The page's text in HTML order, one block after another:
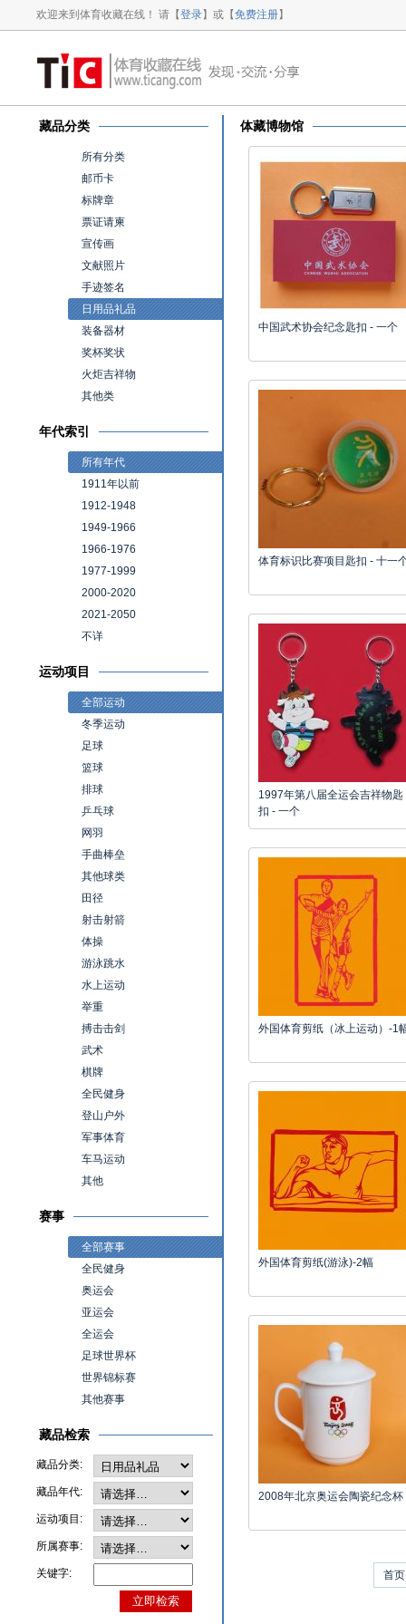
欢迎来到体育收藏在线！ 请【登录】或【免费注册】
藏品分类
所有分类
邮币卡
标牌章
票证请柬
宣传画
文献照片
手迹签名
日用品礼品
装备器材
奖杯奖状
火炬吉祥物
其他类
年代索引
所有年代
1911年以前
1912-1948
1949-1966
1966-1976
1977-1999
2000-2020
2021-2050
不详
运动项目
全部运动
冬季运动
足球
篮球
排球
乒乓球
网羽
手曲棒垒
其他球类
田径
射击射箭
体操
游泳跳水
水上运动
举重
搏击击剑
武术
棋牌
全民健身
登山户外
军事体育
车马运动
其他
赛事
全部赛事
全民健身
奥运会
亚运会
全运会
足球世界杯
世界锦标赛
其他赛事
藏品检索
藏品分类:
藏品年代:
运动项目:
所属赛事:
关键字:
体藏博物馆
中国武术协会纪念匙扣 - 一个
体育标识比赛项目匙扣 - 十一
1997年第八届全运会吉祥物匙
扣 - 一个
外国体育剪纸（冰上运动）-1
外国体育剪纸(游泳)-2幅
2008年北京奥运会陶瓷纪念杯
首页